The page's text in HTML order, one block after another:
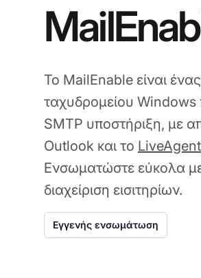
Το MailEnable είναι
ταχυδρομείου
SMTP υποστήριξη, με
Outlook και το LiveAgent
Ενσωματώστε εύκολα
διαχείριση εισιτηρίων.
Εγγενής ενσωμάτωση